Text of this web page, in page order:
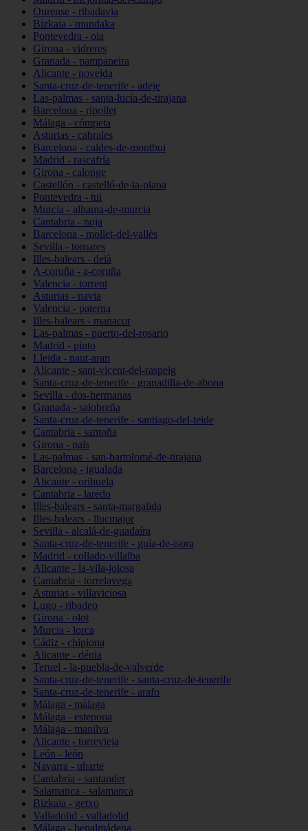
Ourense - ribadavia
Bizkaia - mundaka
Pontevedra - oia
Girona - vidreres
Granada - pampaneira
Alicante - novelda
Santa-cruz-de-tenerife - adeje
Las-palmas - santa-lucía-de-tirajana
Barcelona - ripollet
Málaga - cómpeta
Asturias - cabrales
Barcelona - caldes-de-montbui
Madrid - rascafría
Girona - calonge
Castellón - castelló-de-la-plana
Pontevedra - tui
Murcia - alhama-de-murcia
Cantabria - noja
Barcelona - mollet-del-vallès
Sevilla - tomares
Illes-balears - deià
A-coruña - a-coruña
Valencia - torrent
Asturias - navia
Valencia - paterna
Illes-balears - manacor
Las-palmas - puerto-del-rosario
Madrid - pinto
Lleida - naut-aran
Alicante - sant-vicent-del-raspeig
Santa-cruz-de-tenerife - granadilla-de-abona
Sevilla - dos-hermanas
Granada - salobreña
Santa-cruz-de-tenerife - santiago-del-teide
Cantabria - santoña
Girona - pals
Las-palmas - san-bartolomé-de-tirajana
Barcelona - igualada
Alicante - orihuela
Cantabria - laredo
Illes-balears - santa-margalida
Illes-balears - llucmajor
Sevilla - alcalá-de-guadaíra
Santa-cruz-de-tenerife - guía-de-isora
Madrid - collado-villalba
Alicante - la-vila-joiosa
Cantabria - torrelavega
Asturias - villaviciosa
Lugo - ribadeo
Girona - olot
Murcia - lorca
Cádiz - chipiona
Alicante - dénia
Teruel - la-puebla-de-valverde
Santa-cruz-de-tenerife - santa-cruz-de-tenerife
Santa-cruz-de-tenerife - arafo
Málaga - málaga
Málaga - estepona
Málaga - manilva
Alicante - torrevieja
León - león
Navarra - uharte
Cantabria - santander
Salamanca - salamanca
Bizkaia - getxo
Valladolid - valladolid
Málaga - benalmádena